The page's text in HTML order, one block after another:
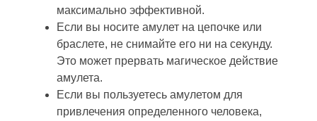
максимально эффективной.
Если вы носите амулет на цепочке или
браслете, не снимайте его ни на секунду.
Это может прервать магическое действие
амулета.
Если вы пользуетесь амулетом для
привлечения определенного человека,